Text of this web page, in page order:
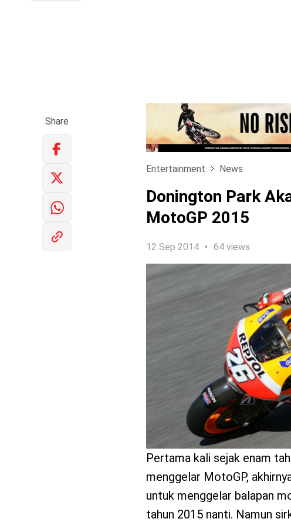
benefit
menarik
Share
Entertainment News
Donington Park
MotoGP 2015
12 Sep 2014 64 views
Pertama kali sejak enam
menggelar MotoGP,
untuk menggelar balapan
tahun 2015 nanti. Namun